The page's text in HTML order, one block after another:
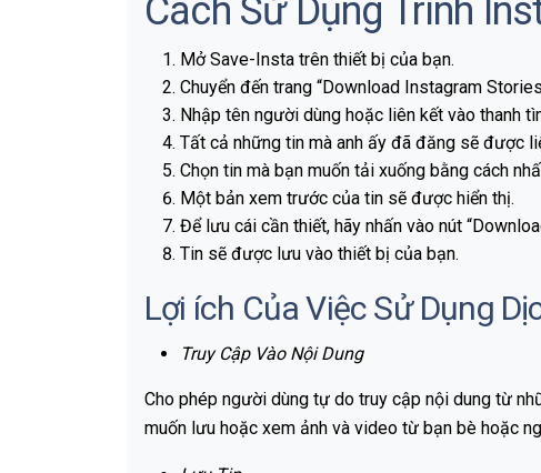
Cách Sử Dụng Trình
Mở Save-Insta trên thiết bị của bạn.
Chuyển đến trang “Download Instagram Stories
Nhập tên người dùng hoặc liên kết vào thanh
Tất cả những tin mà anh ấy đã đăng sẽ được
Chọn tin mà bạn muốn tải xuống bằng cách
Một bản xem trước của tin sẽ được hiển thị.
Để lưu cái cần thiết, hãy nhấn vào nút “
Tin sẽ được lưu vào thiết bị của bạn.
Lợi ích Của Việc Sử Dụng
Truy Cập Vào Nội Dung
Cho phép người dùng tự do truy cập nội dung từ
muốn lưu hoặc xem ảnh và video từ bạn bè hoặc